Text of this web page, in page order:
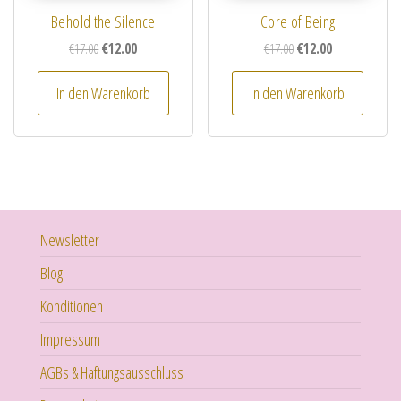
Behold the Silence
€17.00Ursprünglicher Preis war: €17.00
€12.00Aktueller Preis ist: €12.00.
In den Warenkorb
Core of Being
€17.00 Ursprünglicher Preis
€12.00Aktueller Preis
In den Warenkorb
Newsletter
Blog
Konditionen
Impressum
AGBs & Haftungsausschluss